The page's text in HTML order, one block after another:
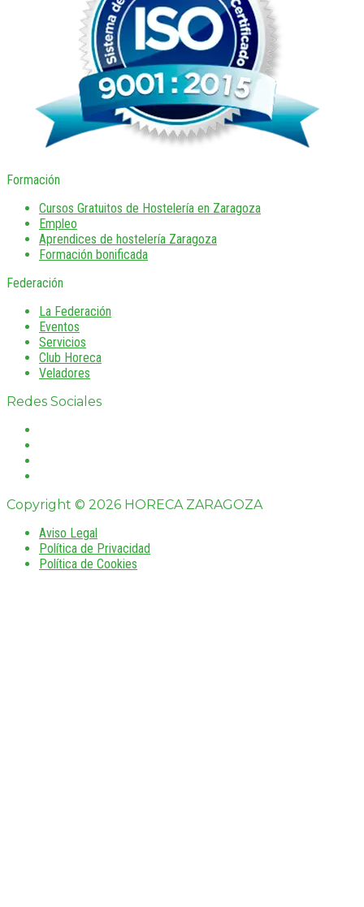
Formación
Cursos Gratuitos de Hostelería en Zaragoza
Empleo
Aprendices de hostelería Zaragoza
Formación bonificada
Federación
La Federación
Eventos
Servicios
Club Horeca
Veladores
Redes Sociales
Copyright © 2026 HORECA ZARAGOZA
Aviso Legal
Política de Privacidad
Política de Cookies